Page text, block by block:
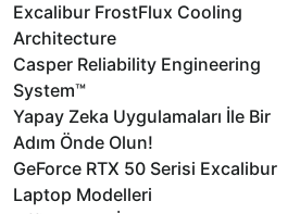
Excalibur FrostFlux Cooling
Architecture
Casper Reliability Engineering
System™
Yapay Zeka Uygulamaları İle Bir
Adım Önde Olun!
GeForce RTX 50 Serisi Excalibur
Laptop Modelleri